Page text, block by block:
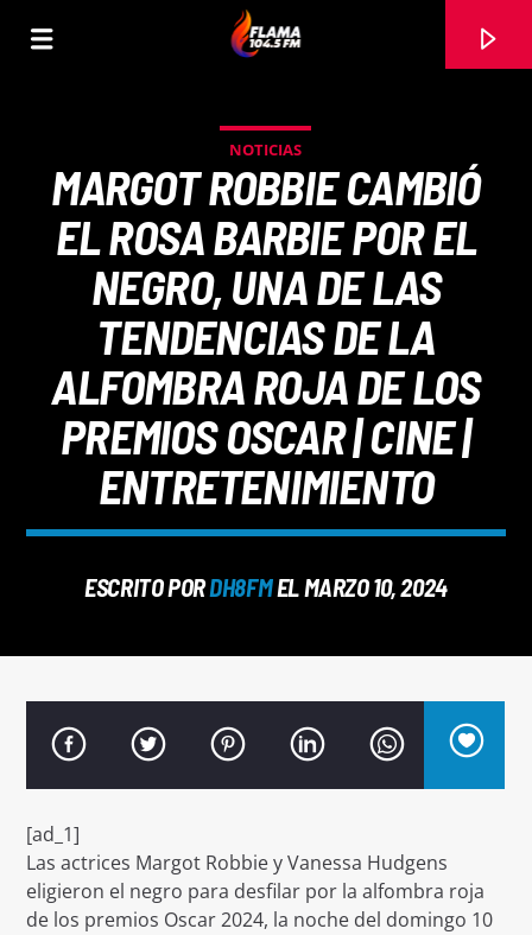
CANCIÓN ACTUAL
Señal FM
NOTICIAS
MARGOT ROBBIE CAMBIÓ
EL ROSA BARBIE POR EL
NEGRO, UNA DE LAS
TENDENCIAS DE LA
ALFOMBRA ROJA DE LOS
PREMIOS OSCAR | CINE |
ENTRETENIMIENTO
ESCRITO PORDH8FMEL MARZO 10, 2024
[ad_1]
Las actrices Margot Robbie y Vanessa Hudgens
eligieron el negro para desfilar por la alfombra roja
de los premios Oscar 2024, la noche del domingo 10